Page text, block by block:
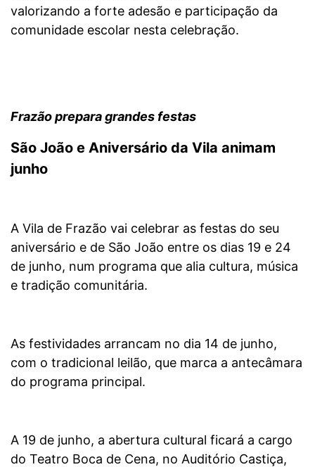
valorizando a forte adesão e participação da
comunidade escolar nesta celebração.
Frazão prepara grandes festas
São João e Aniversário da Vila animam
junho
A Vila de Frazão vai celebrar as festas do seu
aniversário e de São João entre os dias 19 e 24
de junho, num programa que alia cultura, música
e tradição comunitária.
As festividades arrancam no dia 14 de junho,
com o tradicional leilão, que marca a antecâmara
do programa principal.
A 19 de junho, a abertura cultural ficará a cargo
do Teatro Boca de Cena, no Auditório Castiça,